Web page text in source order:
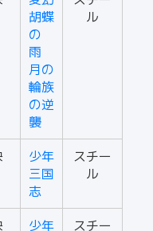
胡蝶
の
雨
月の
輪族
の逆
襲
ル
少年
三国
志
スチー
ル
少年
スチー